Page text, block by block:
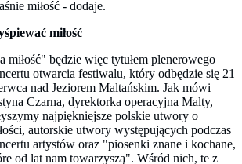
miłość - dodaje.
miłość
miłość" będzie więc tytułem plenerowego
otwarcia festiwalu, który odbędzie się 21
nad Jeziorem Maltańskim. Jak mówi
Czarna, dyrektorka operacyjna Malty,
najpiękniejsze polskie utwory o
autorskie utwory występujących podczas
artystów oraz "piosenki znane i kochane,
od lat nam towarzyszą". Wśród nich, te z